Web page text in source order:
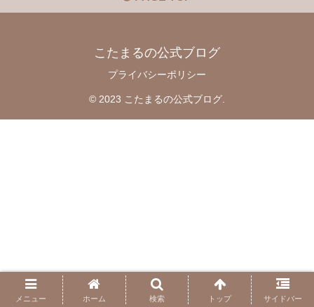
こたまるの公式ブログ
プライバシーポリシー
© 2023 こたまるの公式ブログ.
メニュー ホーム 検索 トップ サイドバー